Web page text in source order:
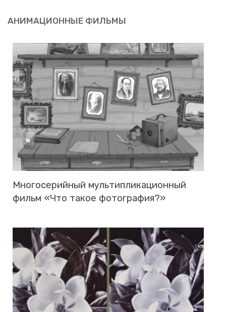
АНИ­МА­ЦИ­ОН­НЫЕ ФИЛЬ­МЫ
Мно­го­се­рий­ный муль­ти­пли­ка­ци­он­ный
фильм «Что такое фо­то­гра­фия?»